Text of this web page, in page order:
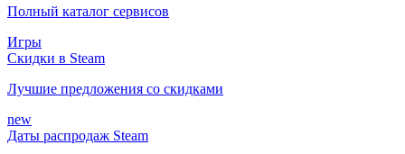
Полный каталог сервисов
Игры
Скидки в Steam
Лучшие предложения со скидками
new
Даты распродаж Steam